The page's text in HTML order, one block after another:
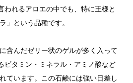
われるアロエの中でも、特に王様と
」という品種です。
含んだゼリー状のゲルが多く入って
ビタミン・ミネラル・アミノ酸など
ています。この石鹸には強い日差し